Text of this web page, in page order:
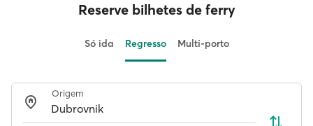
Reserve bilhetes de ferry
Só ida Regresso Multi-porto
Origem